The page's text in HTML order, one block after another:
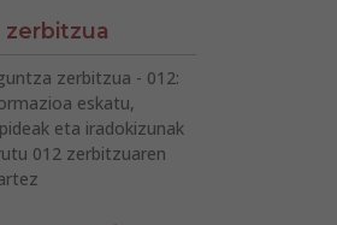
zerbitzua
zerbitzua - 012:
eskatu,
eta iradokizunak
012 zerbitzuaren